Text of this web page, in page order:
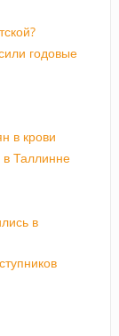
годовые
в крови
в Таллинне
в